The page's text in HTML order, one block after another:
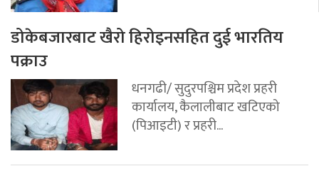
डोकेबजारबाट खैरो हिरोइनसहित दुई भारतिय
पक्राउ
धनगढी/ सुदुरपश्चिम प्रदेश प्रहरी
कार्यालय, कैलालीबाट खटिएको
(पिआइटी) र प्रहरी...